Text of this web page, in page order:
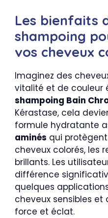
Les bienfaits
shampoing
vos cheveux
Imaginez des
vitalité et de couleur
shampoing Bain
Kérastase, cela
formule hydratante
aminés qui
cheveux colorés, les
brillants. Les
différence
quelques
cheveux sensibles
force et éclat.